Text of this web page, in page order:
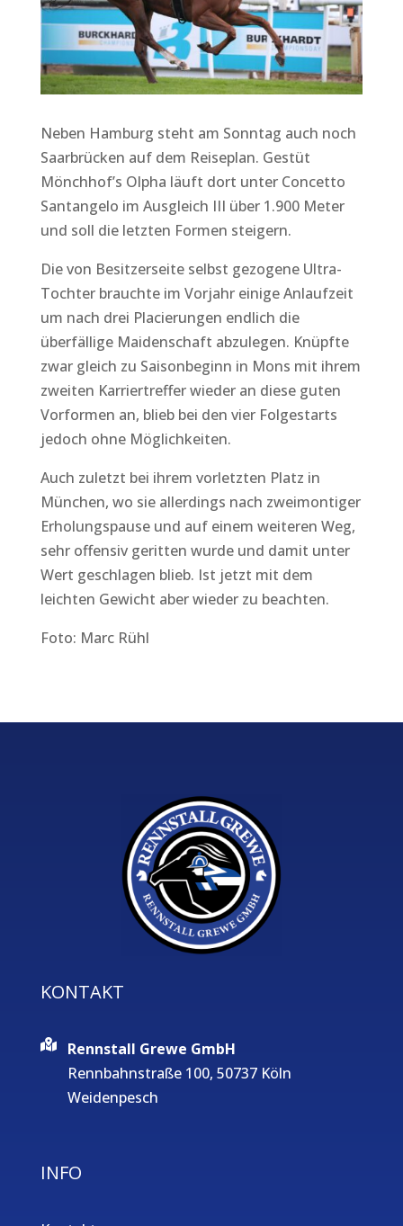
Neben Hamburg steht am Sonntag auch noch
Saarbrücken auf dem Reiseplan. Gestüt
Mönchhof’s Olpha läuft dort unter Concetto
Santangelo im Ausgleich III über 1.900 Meter
und soll die letzten Formen steigern.
Die von Besitzerseite selbst gezogene Ultra-
Tochter brauchte im Vorjahr einige Anlaufzeit
um nach drei Placierungen endlich die
überfällige Maidenschaft abzulegen. Knüpfte
zwar gleich zu Saisonbeginn in Mons mit ihrem
zweiten Karriertreffer wieder an diese guten
Vorformen an, blieb bei den vier Folgestarts
jedoch ohne Möglichkeiten.
Auch zuletzt bei ihrem vorletzten Platz in
München, wo sie allerdings nach zweimontiger
Erholungspause und auf einem weiteren Weg,
sehr offensiv geritten wurde und damit unter
Wert geschlagen blieb. Ist jetzt mit dem
leichten Gewicht aber wieder zu beachten.
Foto: Marc Rühl
KONTAKT
Rennstall Grewe GmbH
Rennbahnstraße 100, 50737 Köln
Weidenpesch
INFO